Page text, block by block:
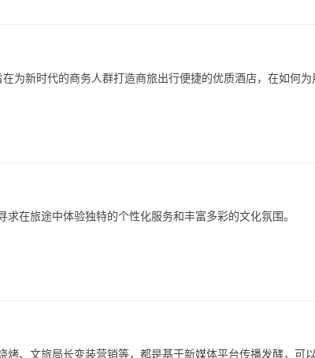
为新时代的商务人群打造商旅出行便捷的优质酒店，在如何为
在旅途中体验独特的个性化服务和丰富多彩的文化氛围。
、文旅局长变装营销等，都是基于新媒体平台传播发酵，可